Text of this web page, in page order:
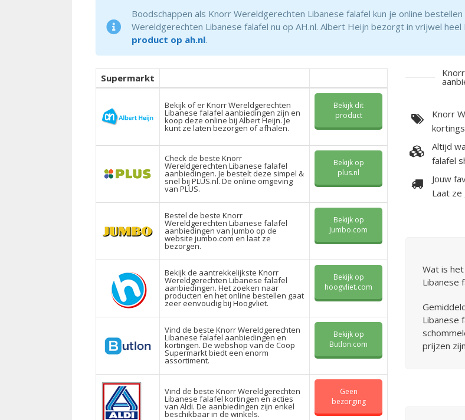
Boodschappen als Knorr Wereldgerechten Libanese falafel kun je online
Wereldgerechten Libanese falafel nu op AH.nl. Albert Heijn bezorgt in vrijwel heel
product op ah.nl.
Supermarkt
Bekijk of er Knorr Wereldgerechten
Libanese falafel aanbiedingen zijn en
koop deze online bij Albert Heijn. Je
kunt ze laten bezorgen of afhalen.
Bekijk dit
product
Check de beste Knorr
Wereldgerechten Libanese falafel
aanbiedingen. Je bestelt deze simpel &
snel bij PLUS.nl. De online omgeving
van PLUS.
Bekijk op
plus.nl
Bestel de beste Knorr
Wereldgerechten Libanese falafel
aanbiedingen van Jumbo op de
website jumbo.com en laat ze
bezorgen.
Bekijk op
Jumbo.com
Bekijk de aantrekkelijkste Knorr
Wereldgerechten Libanese falafel
aanbiedingen. Het zoeken naar
producten en het online bestellen gaat
zeer eenvoudig bij Hoogvliet.
Bekijk op
hoogvliet.com
Vind de beste Knorr Wereldgerechten
Libanese falafel aanbiedingen en
kortingen. De webshop van de Coop
Supermarkt biedt een enorm
assortiment.
Bekijk op
Butlon.com
Vind de beste Knorr Wereldgerechten
Libanese falafel kortingen en acties
van Aldi. De aanbiedingen zijn enkel
beschikbaar in de winkels.
Geen
bezorging
Knorr
Altijd
falafel
Jouw
Laat
Wat is
Libanese
Libanese
prijzen